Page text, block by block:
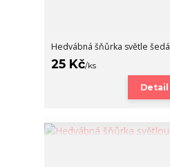
Hedvábná šňůrka světle šedá
25 Kč/ks
Detail